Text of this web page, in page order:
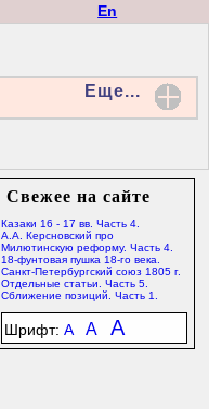
En
Еще...
Свежее на сайте
Казаки 16 - 17 вв. Часть 4.
А.А. Керсновский про
Милютинскую реформу. Часть 4.
18-фунтовая пушка 18-го века.
Санкт-Петербургский союз 1805 г.
Отдельные статьи. Часть 5.
Сближение позиций. Часть 1.
Шрифт: A A A